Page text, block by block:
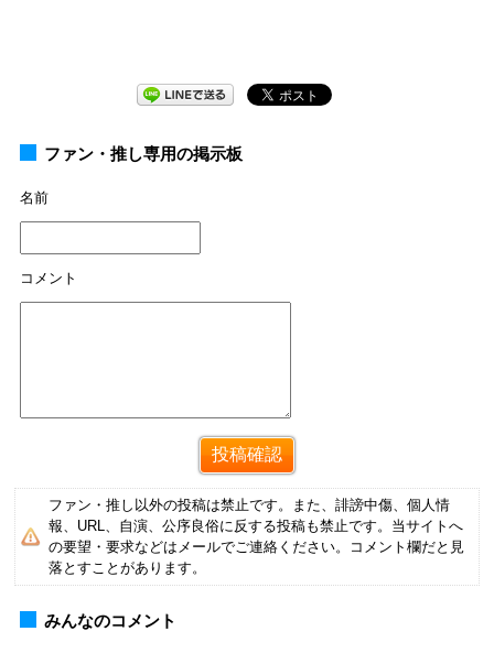
ファン・推し専用の掲示板
名前
コメント
ファン・推し以外の投稿は禁止です。また、誹謗中傷、個人情
報、URL、自演、公序良俗に反する投稿も禁止です。当サイトへ
の要望・要求などはメールでご連絡ください。コメント欄だと見
落とすことがあります。
みんなのコメント